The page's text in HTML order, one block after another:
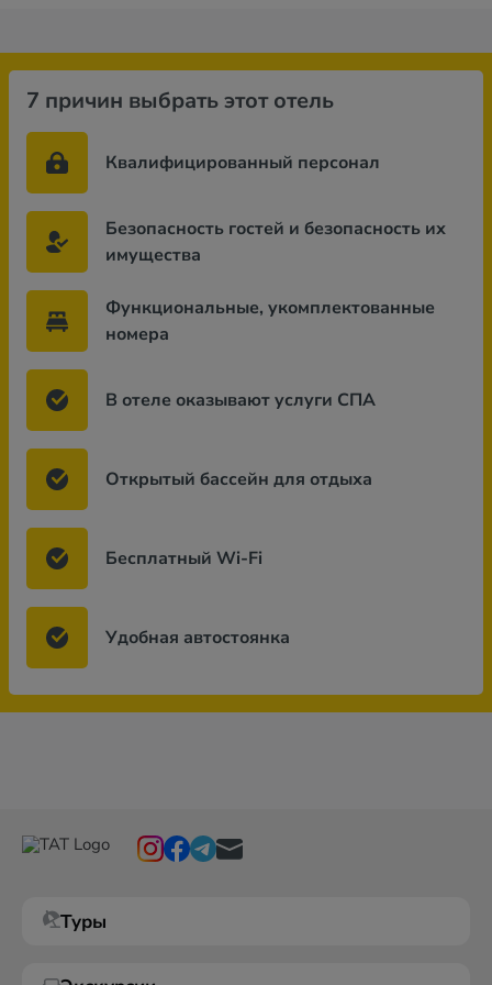
7 причин выбрать этот отель
Квалифицированный персонал
Безопасность гостей и безопасность их
имущества
Функциональные, укомплектованные
номера
В отеле оказывают услуги СПА
Открытый бассейн для отдыха
Бесплатный Wi-Fi
Удобная автостоянка
Туры